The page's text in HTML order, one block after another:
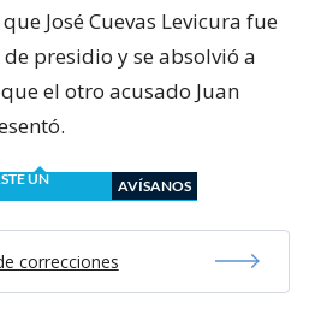
José Cuevas Levicura fue
presidio y se absolvió a
el otro acusado Juan
UN
AVÍSANOS
correcciones